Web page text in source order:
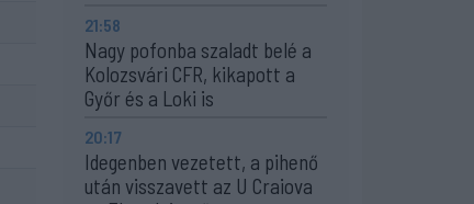
21:58
Nagy pofonba szaladt belé a
Kolozsvári CFR, kikapott a
Győr és a Loki is
20:17
Idegenben vezetett, a pihenő
után visszavett az U Craiova